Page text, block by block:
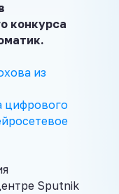
конкурса
из
цифрового
Sputnik